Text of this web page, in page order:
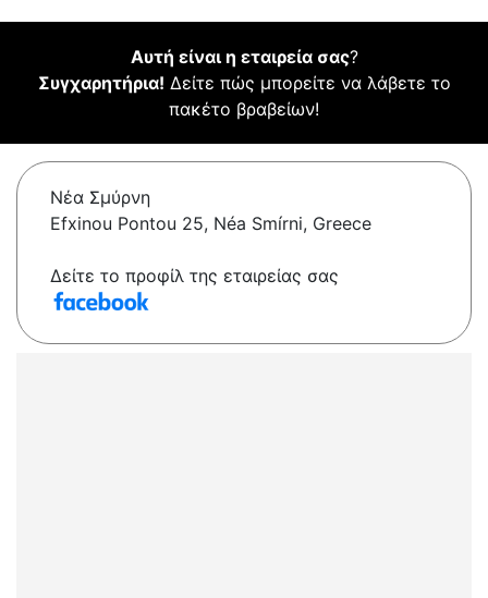
Αυτή είναι η εταιρεία σας?
Συγχαρητήρια! Δείτε πώς μπορείτε να λάβετε το
πακέτο βραβείων!
Νέα Σμύρνη
Efxinou Pontou 25, Néa Smírni, Greece
Δείτε το προφίλ της εταιρείας σας